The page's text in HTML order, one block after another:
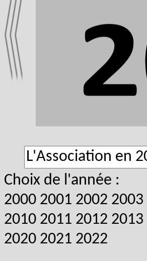
Choix de l'année :
2000 2001 2002 2003
2010 2011 2012 2013
2020 2021 2022